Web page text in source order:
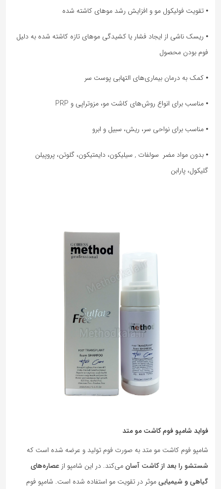
⦁ تقویت فولیکول مو و افزایش رشد موهای کاشته شده
⦁ ریسک ناشی از ایجاد فشار یا کشیدگی موهای تازه کاشته شده به دلیل
فوم بودن محصول
⦁ کمک به درمان بیماری‌های التهابی پوست سر
⦁ مناسب برای انواع روش‌های کاشت مو، مزوتراپی و PRP
⦁ مناسب برای نواحی سر، ریش، سبیل و ابرو
⦁ بدون مواد مضر سولفات , سیلیکون، دایمتیکون، گلوتن، پروپیلن
گلیکول، پارابن
فواید شامپو فوم کاشت مو متد
شامپو فوم کاشت مو متد به صورت فوم تولید و عرضه شده است که
شستشو را بعد از کاشت آسانمی‌کند. در این شامپو از عصاره‌های
گیاهی و شیمیاییموثر در تقویت مو استفاده شده است. شامپو فوم